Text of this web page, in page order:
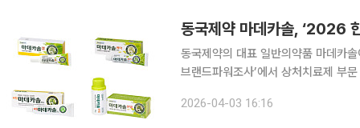
동국제약 마데카솔, ‘2026
동국제약의 대표 일반의약품 마데카
브랜드파워조사’에서 상처치료제 부문 1위에 선정됐
지했다. 특히 브랜드 로열티 항목에서
2026-04-03 16:16